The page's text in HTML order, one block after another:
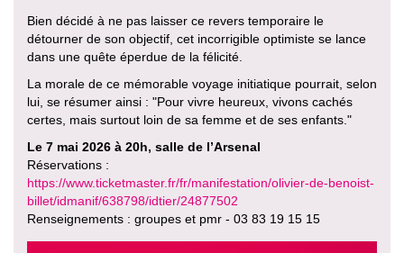
Bien décidé à ne pas laisser ce revers temporaire le
détourner de son objectif, cet incorrigible optimiste se lance
dans une quête éperdue de la félicité.
La morale de ce mémorable voyage initiatique pourrait, selon
lui, se résumer ainsi : "Pour vivre heureux, vivons cachés
certes, mais surtout loin de sa femme et de ses enfants."
Le 7 mai 2026 à 20h, salle de l’Arsenal
Réservations :
https://www.ticketmaster.fr/fr/manifestation/olivier-de-benoist-
billet/idmanif/638798/idtier/24877502
Renseignements : groupes et pmr - 03 83 19 15 15